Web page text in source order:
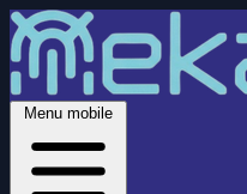
Menu mobile